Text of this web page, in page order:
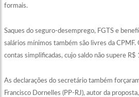
formais.
Saques do seguro-desemprego, FGTS e
salários mínimos também são livres da CPMF.
contas simplificadas, cujo saldo não supere R$
As declarações do secretário também
Francisco Dornelles (PP-RJ), autor da